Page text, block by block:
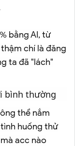
bằng AI, từ
chí là đăng
ta đã "lách"
bình thường
thể nắm
huống thử
acc nào